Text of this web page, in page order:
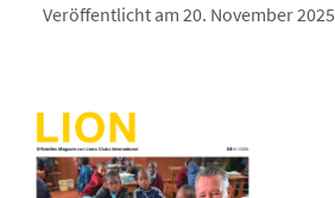
Veröffentlicht am 20. November 2025